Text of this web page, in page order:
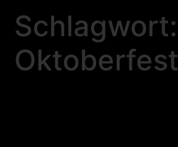
Schlagwort:
Oktoberfest